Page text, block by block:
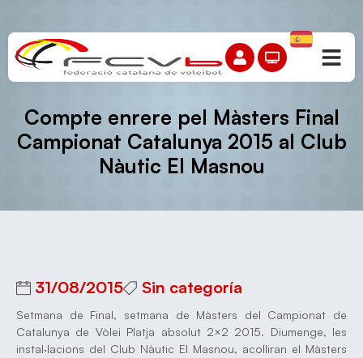
Compte enrere pel Màsters Final
Campionat Catalunya 2015 al Club
Nàutic El Masnou
31/08/2015 Sin categoría
Setmana de Final, setmana de Màsters del Campionat de
Catalunya de Vòlei Platja absolut 2×2 2015. Diumenge, les
instal·lacions del Club Nàutic El Masnou, acolliran el Màsters